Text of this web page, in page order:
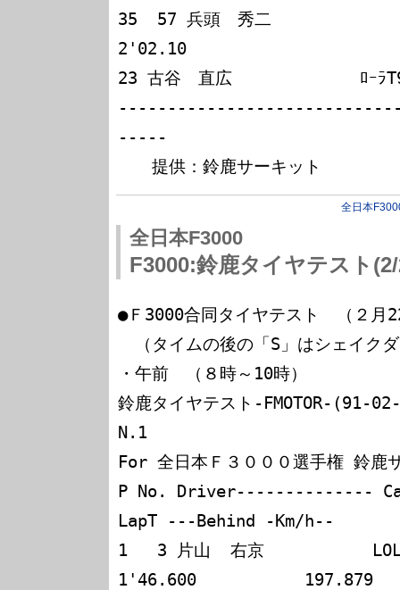
35  57 兵頭　秀二             ﾛ
2'02.10
23 古谷　直広             ﾛｰﾗ
-----
全日本
全日本F3000
F3000:鈴鹿タイヤテスト
●Ｆ3000合同タイヤテスト　（２月
（タイムの後の「S」はシェイク
・午前　（８時～10時）
鈴鹿タイヤテスト-FMOTOR-
N.1
For 全日本Ｆ３０００選手権 鈴
P No. Driver--------------
LapT ---Behind -Km/h--
1   3 片山  右京           LOLA
1'46.600           197.879